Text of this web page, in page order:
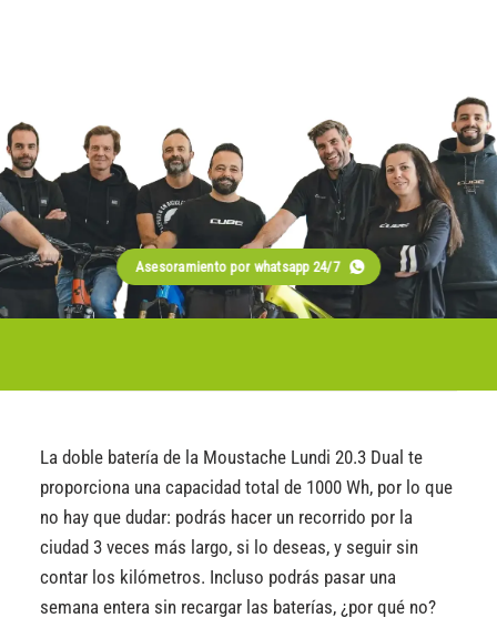
Asesoramiento por whatsapp 24/7
La doble batería de la Moustache Lundi 20.3 Dual te
proporciona una capacidad total de 1000 Wh, por lo que
no hay que dudar: podrás hacer un recorrido por la
ciudad 3 veces más largo, si lo deseas, y seguir sin
contar los kilómetros. Incluso podrás pasar una
semana entera sin recargar las baterías, ¿por qué no?